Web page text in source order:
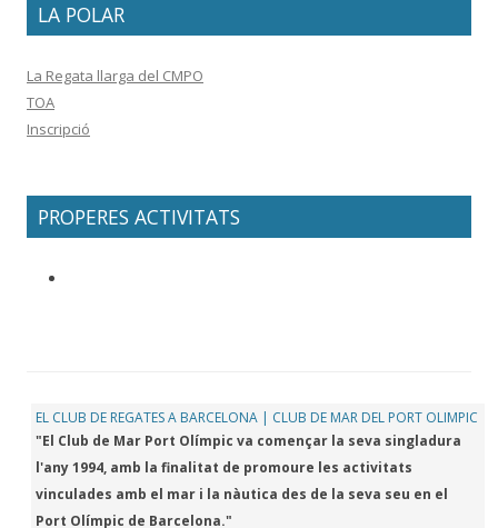
LA POLAR
La Regata llarga del CMPO
TOA
Inscripció
PROPERES ACTIVITATS
EL CLUB DE REGATES A BARCELONA | CLUB DE MAR DEL PORT OLIMPIC
"El Club de Mar Port Olímpic va començar la seva singladura
l'any 1994, amb la finalitat de promoure les activitats
vinculades amb el mar i la nàutica des de la seva seu en el
Port Olímpic de Barcelona."